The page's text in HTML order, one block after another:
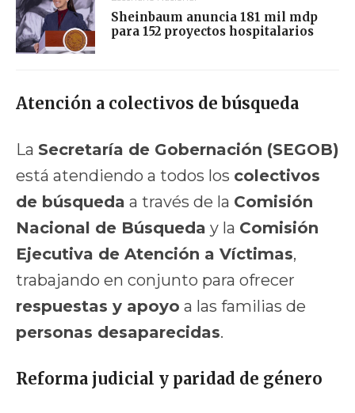
Sheinbaum anuncia 181 mil mdp
para 152 proyectos hospitalarios
Atención a colectivos de búsqueda
La Secretaría de Gobernación (SEGOB)
está atendiendo a todos los colectivos
de búsqueda a través de la Comisión
Nacional de Búsqueda y la Comisión
Ejecutiva de Atención a Víctimas,
trabajando en conjunto para ofrecer
respuestas y apoyo a las familias de
personas desaparecidas.
Reforma judicial y paridad de género